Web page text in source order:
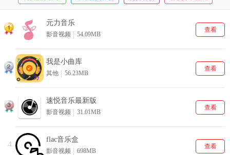
元力音乐
影音视频 54.09MB
查看
我是小曲库
其他 56.23MB
查看
速悦音乐最新版
影音视频 31.01MB
查看
4
flac音乐盒
影音视频 698MB
查看